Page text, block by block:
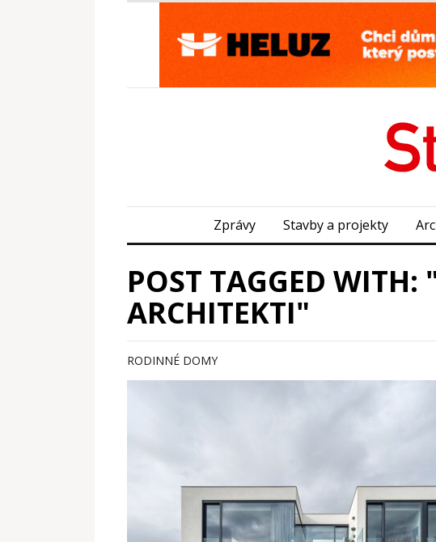
Zprávy Stavby a projekty
POST TAGGED WITH:
ARCHITEKTI"
RODINNÉ DOMY